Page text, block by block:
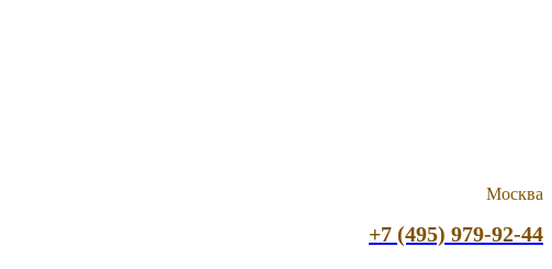
Москва
+7 (495) 979-92-44